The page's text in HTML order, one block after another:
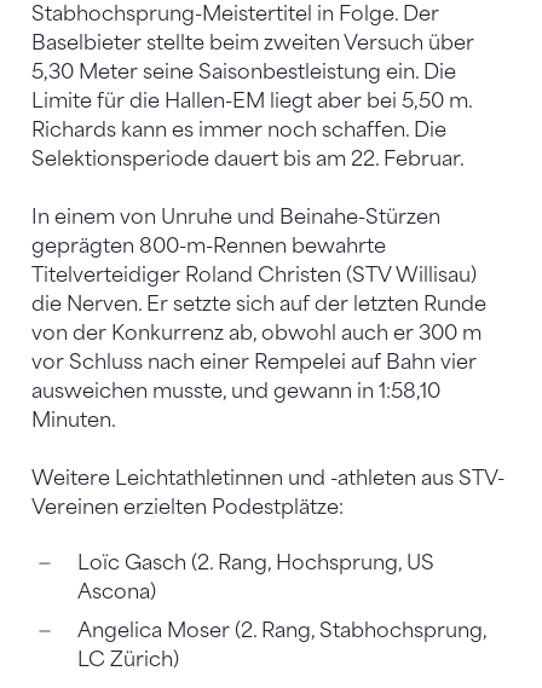
Stabhochsprung-Meistertitel in Folge. Der
Baselbieter stellte beim zweiten Versuch über
5,30 Meter seine Saisonbestleistung ein. Die
Limite für die Hallen-EM liegt aber bei 5,50 m.
Richards kann es immer noch schaffen. Die
Selektionsperiode dauert bis am 22. Februar.
In einem von Unruhe und Beinahe-Stürzen
geprägten 800-m-Rennen bewahrte
Titelverteidiger Roland Christen (STV Willisau)
die Nerven. Er setzte sich auf der letzten Runde
von der Konkurrenz ab, obwohl auch er 300 m
vor Schluss nach einer Rempelei auf Bahn vier
ausweichen musste, und gewann in 1:58,10
Minuten.
Weitere Leichtathletinnen und -athleten aus STV-
Vereinen erzielten Podestplätze:
Loïc Gasch (2. Rang, Hochsprung, US
Ascona)
Angelica Moser (2. Rang, Stabhochsprung,
LC Zürich)